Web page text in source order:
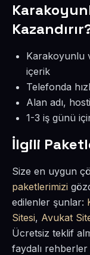
Karakoyunlu
içerik
Telefonda
Alan adı,
1-3 iş günü
İlgili
Size en uygun
paketlerimizi
edilenler şunlar:
Sitesi, Avukat
Ücretsiz teklif
faydalı rehberler